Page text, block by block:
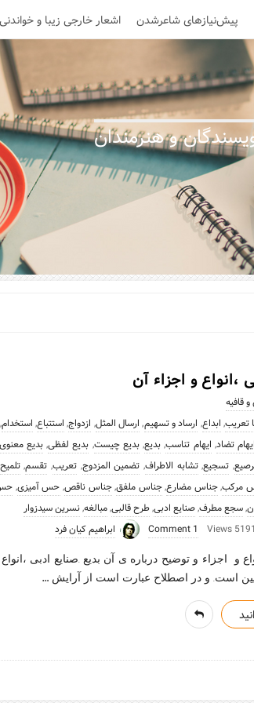
پیش‌نیازهای شاعرشدن اشعار خارجی زیبا و خواندنی
و هنرمندان
،انواع و اجزاء آن
قافیه
تعریب, ابداع, ارساد و تسهیم, ارسال المثل, ازدواج, استتباع, استخدام
ایهام تضاد, ایهام تناسب, بدیع,بدیع چیست, بدیع لفظی,بدیع
, تسجیع,تشابه الاطراف, تضمین المزدوج,تعریب, تقسم,تلمیح
مرکب,جناس مضارع,جناس ملفق,جناس ناقص, حس آمیزی,
,سجع مطرف,صنایع ادبی,طرح قالبی,مبالغه,نسرین سیدزوار
5191 Views
1 Comment ابراهیم کیان فرد
و اجزاء و توضیح درباره ی آن بدیع .صنایع ادبی
است. و در اصطلاح عبارت است از آرایش …